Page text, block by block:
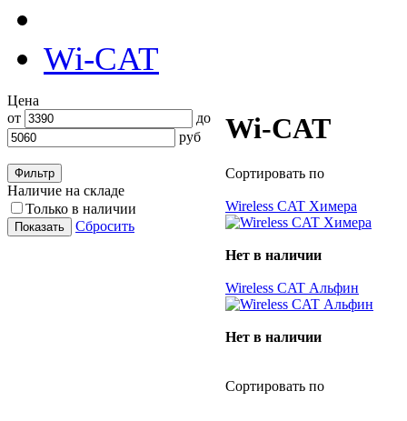
Wi-CAT
Цена
от
до
руб
Наличие на складе
Только в наличии
Сбросить
Wi-CAT
Сортировать по
Wireless CAT Химера
Нет в наличии
Wireless CAT Альфин
Нет в наличии
Сортировать по